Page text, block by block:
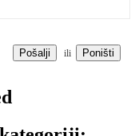
Pošalji ili Poništi